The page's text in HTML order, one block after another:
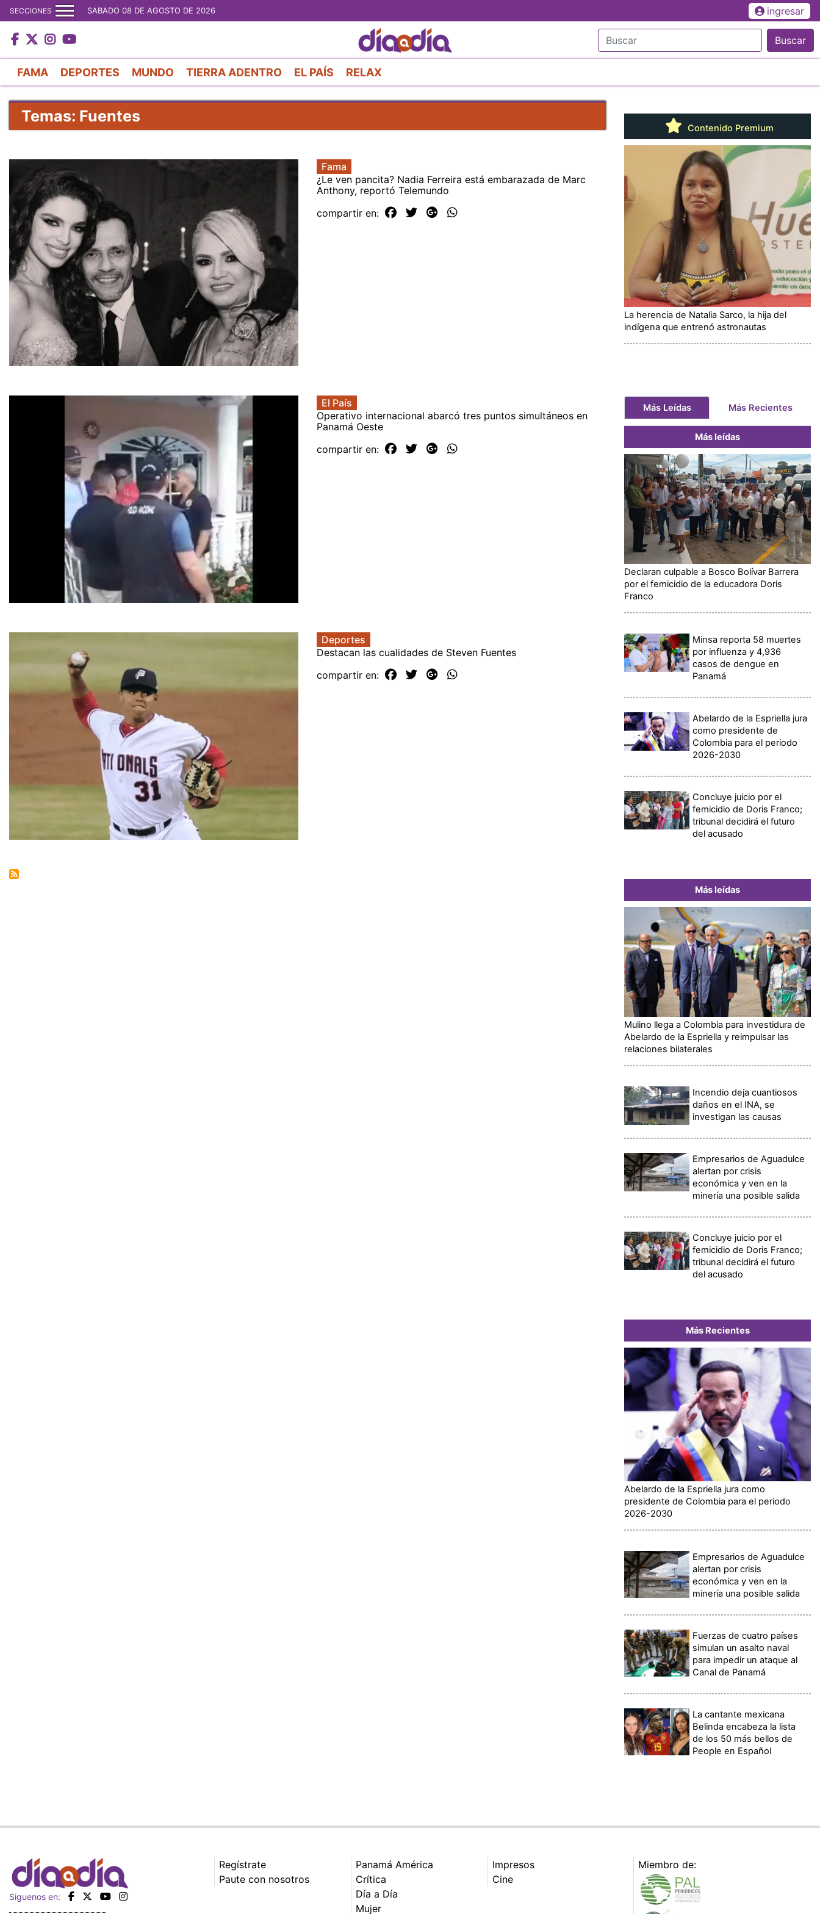
al
contenido
principal
SECCIONES SABADO 08 DE AGOSTO DE 2026 ingresar
Buscar
FAMA DEPORTES MUNDO TIERRA ADENTRO EL PAÍS RELAX
Temas: Fuentes
Fama
¿Le ven pancita? Nadia Ferreira está embarazada de Marc
Anthony, reportó Telemundo
compartir en:
El País
Operativo internacional abarcó tres puntos simultáneos en
Panamá Oeste
compartir en:
Deportes
Destacan las cualidades de Steven Fuentes
compartir en:
Contenido Premium
La herencia de Natalia Sarco, la hija del
indígena que entrenó astronautas
Más Leídas Más Recientes
Más leídas
Declaran culpable a Bosco Bolívar Barrera
por el femicidio de la educadora Doris
Franco
Minsa reporta 58 muertes
por influenza y 4,936
casos de dengue en
Panamá
Abelardo de la Espriella jura
como presidente de
Colombia para el periodo
2026-2030
Concluye juicio por el
femicidio de Doris Franco;
tribunal decidirá el futuro
del acusado
Más leídas
Mulino llega a Colombia para investidura de
Abelardo de la Espriella y reimpulsar las
relaciones bilaterales
Incendio deja cuantiosos
daños en el INA, se
investigan las causas
Empresarios de Aguadulce
alertan por crisis
económica y ven en la
minería una posible salida
Concluye juicio por el
femicidio de Doris Franco;
tribunal decidirá el futuro
del acusado
Más Recientes
Abelardo de la Espriella jura como
presidente de Colombia para el periodo
2026-2030
Empresarios de Aguadulce
alertan por crisis
económica y ven en la
minería una posible salida
Fuerzas de cuatro países
simulan un asalto naval
para impedir un ataque al
Canal de Panamá
La cantante mexicana
Belinda encabeza la lista
de los 50 más bellos de
People en Español
Siguenos en:
Regístrate
Paute con nosotros
Panamá América
Crítica
Día a Día
Mujer
Impresos
Cine
Miembro de: